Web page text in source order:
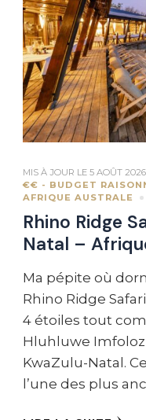
MIS À JOUR LE 5 AOÛT 2026
€€ - BUDGET
AFRIQUE AUSTRALE
Rhino Ridge
Natal –
Ma pépite où
Rhino Ridge
4 étoiles tout
Hluhluwe
KwaZulu-Natal.
l’une des plus